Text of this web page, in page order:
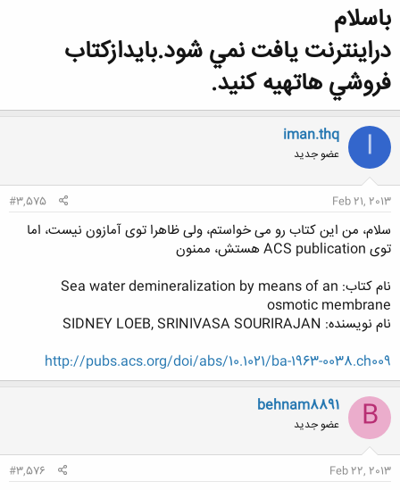
کلیک کنید تا باز شود...
باسلام
دراينترنت يافت نمي شود.بايدازكتاب
فروشي هاتهيه كنيد.
I
iman.thq
عضو جدید
Feb 21, 2013
#3,575
سلام، من این کتاب رو می خواستم، ولی ظاهرا توی آمازون نیست، اما
توی ACS publication هستش، ممنون
نام کتاب: Sea water demineralization by means of an
osmotic membrane
نام نویسنده: SIDNEY LOEB, SRINIVASA SOURIRAJAN
http://pubs.acs.org/doi/abs/10.1021/ba-1963-0038.ch009
B
behnam8891
عضو جدید
Feb 22, 2013
#3,576